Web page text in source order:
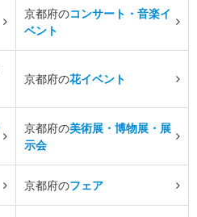
京都府のコンサート・音楽イ
ベント
京都府の花イベント
京都府の美術展・博物展・展
示会
京都府のフェア